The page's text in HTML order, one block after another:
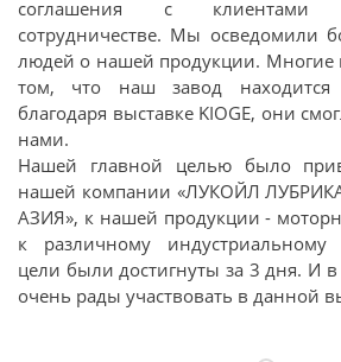
соглашения с
сотрудничестве. Мы осведомили
людей о нашей продукции. Многие
том, что наш завод находится
благодаря выставке KIOGE, они
нами.
Нашей главной целью было
нашей компании «ЛУКОЙЛ
АЗИЯ», к нашей продукции -
к различному
цели были достигнуты за 3 дня. И
очень рады участвовать в данной